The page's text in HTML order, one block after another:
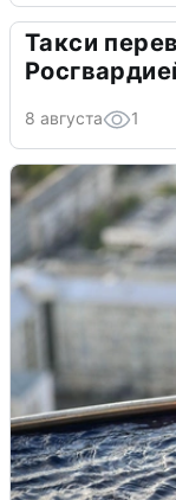
Такси
8 августа 1